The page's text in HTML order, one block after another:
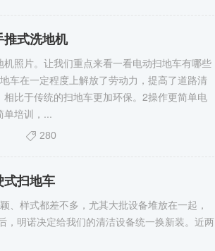
式洗地机
照片。让我们重点来看一看电动扫地车有哪些
车在一定程度上解放了劳动力，提高了道路清
比于传统的扫地车更加环保。2操作更简单电
单培训，...
280
式扫地车
、样式都差不多，尤其大批设备堆放在一起，
，明诺决定给我们的清洁设备统一换新装。近两